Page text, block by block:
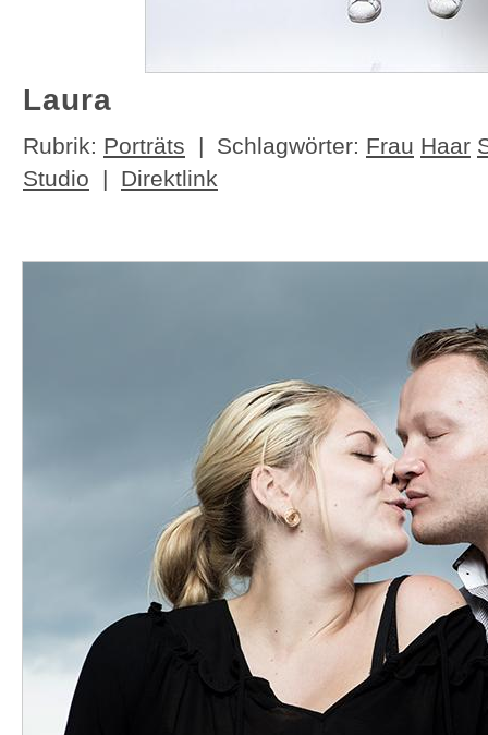
Laura
Rubrik: Porträts | Schlagwörter: Frau Haar
Studio | Direktlink